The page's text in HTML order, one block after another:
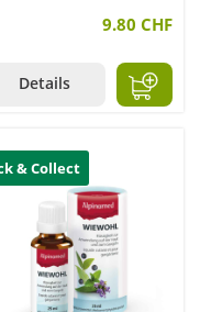
9.80 CHF
Details
& Collect